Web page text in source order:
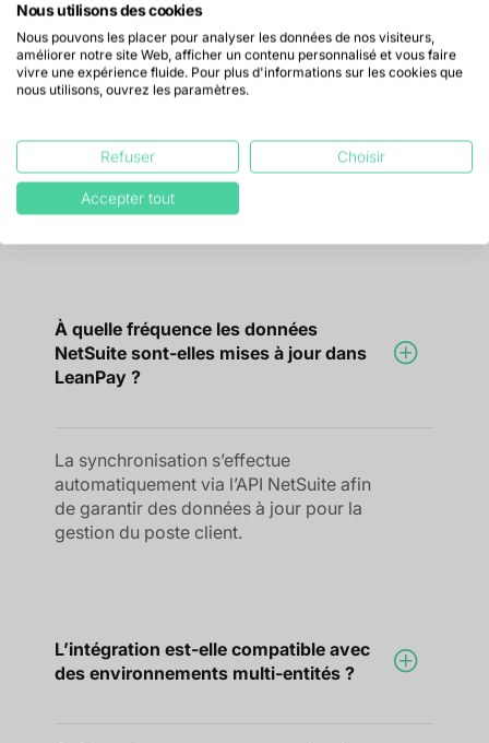
En combien de temps mes données
issues de NetSuite seront-elles
La connexion se fait instantanément, dès
À quelle fréquence les données
NetSuite sont-elles mises à jour dans
LeanPay ?
La synchronisation s’effectue
automatiquement via l’API NetSuite afin
de garantir des données à jour pour la
gestion du poste client.
L’intégration est-elle compatible avec
des environnements multi-entités ?
Nous utilisons des cookies
Nous pouvons les placer pour analyser les données de nos visiteurs,
améliorer notre site Web, afficher un contenu personnalisé et vous faire
vivre une expérience fluide. Pour plus d'informations sur les cookies que
nous utilisons, ouvrez les paramètres.
Refuser Choisir
Accepter tout